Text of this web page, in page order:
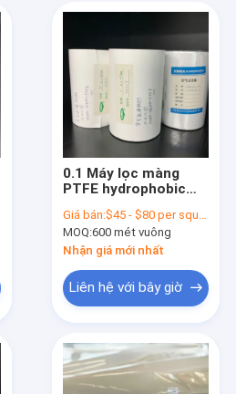
0.1 Máy lọc màng
PTFE hydrophobic
vô trùng
Giá bán:$45 - $80 per square meter
MOQ:600 mét vuông
Nhận giá mới nhất
Liên hệ với bây giờ